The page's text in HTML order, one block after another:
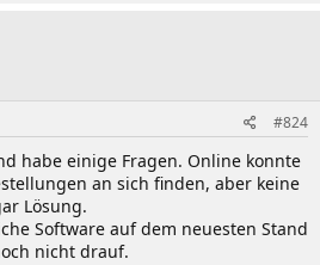
#824
habe einige Fragen. Online konnte
an sich finden, aber keine
Lösung.
Software auf dem neuesten Stand
nicht drauf.